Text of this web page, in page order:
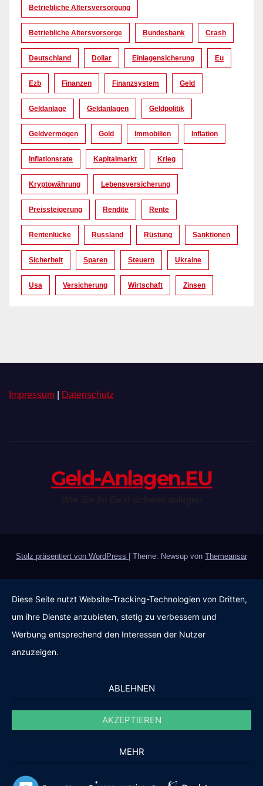
Betriebliche Altersversorgung
Betriebliche Altersvorsorge Bundesbank Crash
Deutschland Dollar Einlagensicherung Eu
Ezb Finanzen Finanzsystem Geld
Geldanlage Geldanlagen Geldpolitik
Geldvermögen Gold Immobilien Inflation
Inflationsrate Kapitalmarkt Krieg
Kryptowährung Lebensversicherung
Preissteigerung Rendite Rente
Rentenlücke Russland Rüstung Sanktionen
Sicherheit Sparen Steuern Ukraine
Usa Versicherung Wirtschaft Zinsen
Impressum Datenschutz
Geld-Anlagen.EU
Stolz präsentiert von WordPress Theme: Newsup von Themeansar
Diese Seite nutzt Website-Tracking-Technologien von Dritten,
um ihre Dienste anzubieten, stetig zu verbessern und
Werbung entsprechend den Interessen der Nutzer
anzuzeigen.
ABLEHNEN
AKZEPTIEREN
MEHR